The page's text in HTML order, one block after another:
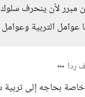
مبرر لأن ينحرف
عوامل التربية
ردا
بحاجه إلى